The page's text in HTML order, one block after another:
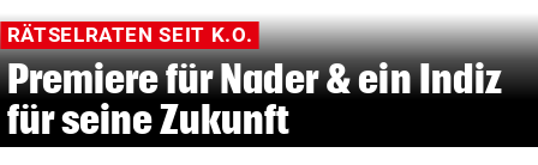
RÄTSELRATEN SEIT K.O.
Premiere für Nader & ein Indiz
für seine Zukunft